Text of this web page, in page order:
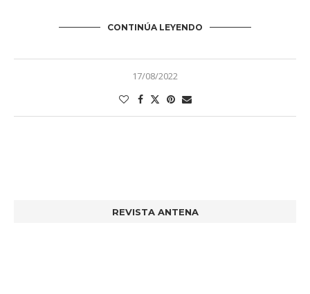
CONTINÚA LEYENDO
17/08/2022
REVISTA ANTENA